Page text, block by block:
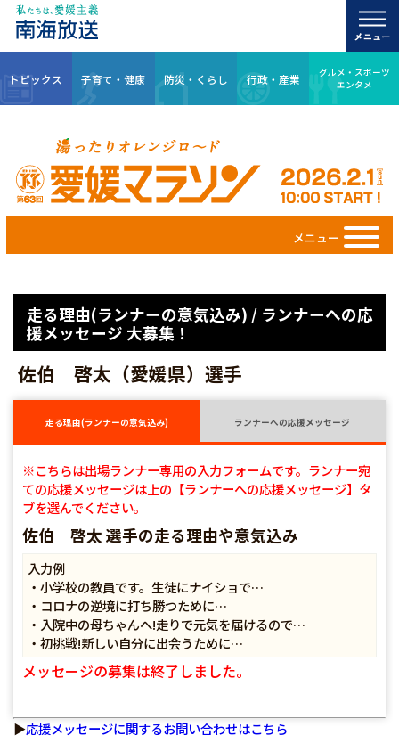
トピックス 子育て・健康 防災・くらし 行政・産業
グルメ・スポーツ
エンタメ
メニュー
走る理由(ランナーの意気込み) / ランナーへの応
援メッセージ 大募集！
佐伯 啓太（愛媛県）選手
走る理由(ランナーの意気込み) ランナーへの応援メッセージ
※こちらは出場ランナー専用の入力フォームです。ランナー宛
ての応援メッセージは上の【ランナーへの応援メッセージ】タ
ブを選んでください。
佐伯 啓太 選手の走る理由や意気込み
入力例
・小学校の教員です。生徒にナイショで…
・コロナの逆境に打ち勝つために…
・入院中の母ちゃんへ!走りで元気を届けるので…
・初挑戦!新しい自分に出会うために…
メッセージの募集は終了しました。
▶応援メッセージに関するお問い合わせはこちら